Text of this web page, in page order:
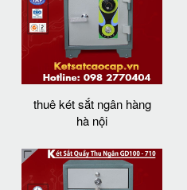
thuê két sắt ngân hàng
hà nội